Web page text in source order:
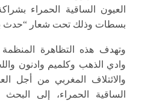
العيون الساقية الحمراء
بسطات وذلك تحت شعار “حدث
وتهدف هذه التظاهرة
وادي الذهب وكلميم وادنون
والائتلاف المغربي من أجل
الساقية الحمراء، إلى